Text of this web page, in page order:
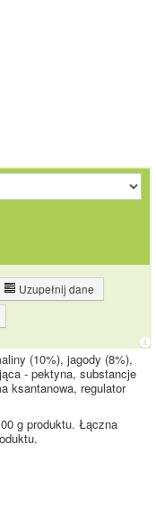
Uzupełnij dane
(10%), jagody (8%),
- pektyna, substancje
ksantanowa, regulator
g produktu. Łączna